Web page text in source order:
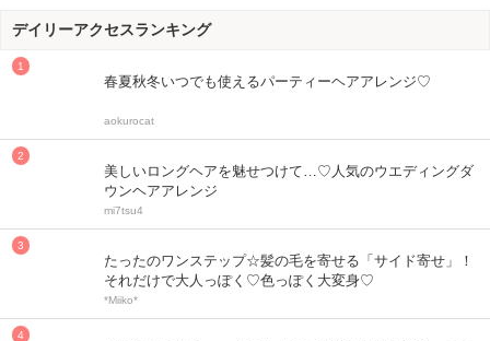
デイリーアクセスランキング
春夏秋冬いつでも使えるパーティーヘアアレンジ♡
aokurocat
美しいロングヘアを魅せつけて…♡人気のウエディングダ
ウンヘアアレンジ
mi7tsu4
たったのワンステップ☆髪の毛を寄せる「サイド寄せ」！
それだけで大人っぽく♡色っぽく大変身♡
*Miiko*